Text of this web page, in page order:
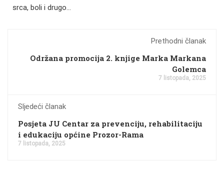
srca, boli i drugo…
Prethodni članak
Održana promocija 2. knjige Marka Markana
Golemca
7 listopada, 2025
Sljedeći članak
Posjeta JU Centar za prevenciju, rehabilitaciju
i edukaciju općine Prozor-Rama
7 listopada, 2025